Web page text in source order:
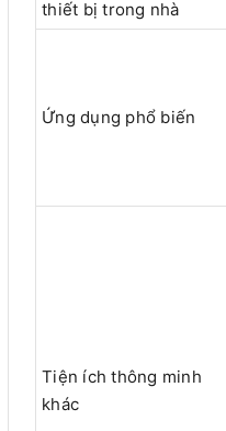
thiết bị trong nhà
Ứng dụng phổ biến
Tiện ích thông minh
khác